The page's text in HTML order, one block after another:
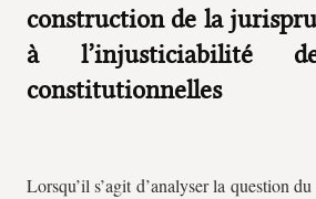
construction de la
à l’injusticiabilité
constitutionnelles
Lorsqu’il s’agit d’analyser la question